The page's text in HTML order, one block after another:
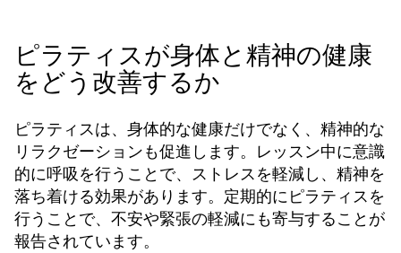
ピラティスが身体と精神の健康
をどう改善するか
ピラティスは、身体的な健康だけでなく、精神的な
リラクゼーションも促進します。レッスン中に意識
的に呼吸を行うことで、ストレスを軽減し、精神を
落ち着ける効果があります。定期的にピラティスを
行うことで、不安や緊張の軽減にも寄与することが
報告されています。